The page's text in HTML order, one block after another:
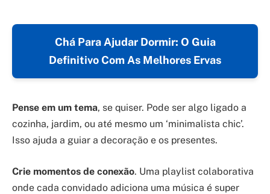
Chá Para Ajudar Dormir: O Guia
Definitivo Com As Melhores Ervas
Pense em um tema, se quiser. Pode ser algo ligado a
cozinha, jardim, ou até mesmo um ‘minimalista chic’.
Isso ajuda a guiar a decoração e os presentes.
Crie momentos de conexão. Uma playlist colaborativa
onde cada convidado adiciona uma música é super